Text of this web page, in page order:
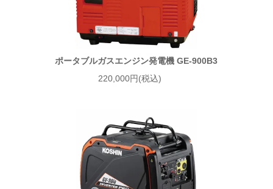
ポータブルガスエンジン発電機 GE-900B3
220,000円(税込)